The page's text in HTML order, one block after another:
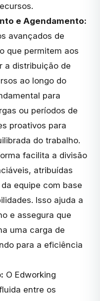
e Agendamento:
avançados de
que permitem aos
a distribuição de
ao longo do
para
ou períodos de
proativos para
do trabalho.
facilita a divisão
atribuídas
equipe com base
Isso ajuda a
e assegura que
uma carga de
para a eficiência
: O Edworking
entre os